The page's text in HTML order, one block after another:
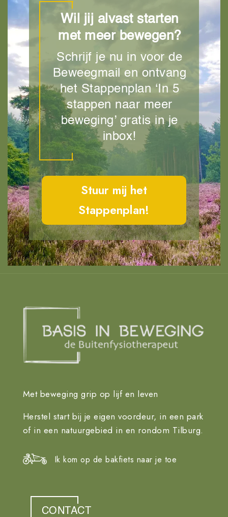
Wil jij alvast starten
met meer bewegen?
Schrijf je nu in voor de
Beweegmail en ontvang
het Stappenplan ‘In 5
stappen naar meer
beweging’ gratis in je
inbox!
Stuur mij het
Stappenplan!
Met beweging grip op lijf en leven
Herstel start bij je eigen voordeur, in een park
of in een natuurgebied in en rondom Tilburg.
Ik kom op de bakfiets naar je toe
CONTACT